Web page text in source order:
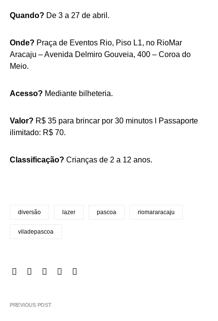
Quando? De 3 a 27 de abril.
Onde? Praça de Eventos Rio, Piso L1, no RioMar
Aracaju – Avenida Delmiro Gouveia, 400 – Coroa do
Meio.
Acesso? Mediante bilheteria.
Valor? R$ 35 para brincar por 30 minutos l Passaporte
ilimitado: R$ 70.
Classificação? Crianças de 2 a 12 anos.
diversão lazer pascoa riomararacaju
viladepascoa
PREVIOUS POST